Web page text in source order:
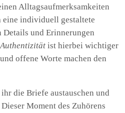
Alltagsaufmerksamkeiten
eine individuell gestaltete
und Erinnerungen
Authentizität ist hierbei wichtiger
offene Worte machen den
die Briefe austauschen und
Moment des Zuhörens